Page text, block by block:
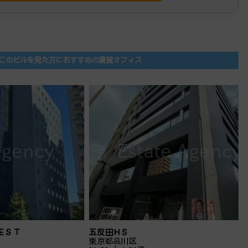
このビルを見た方におすすめの賃貸オフィス
ＳＴ
五反田ＨＳ
東京都品川区